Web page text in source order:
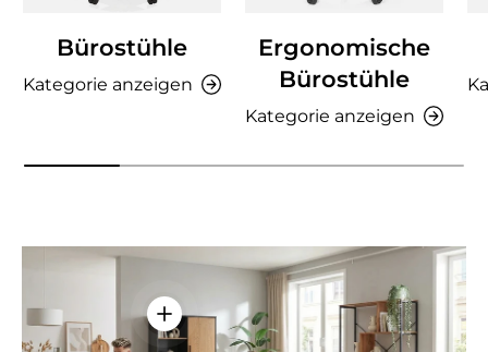
Bürostühle
Kategorie anzeigen
Ergonomische
Bürostühle
Kategorie anzeigen
Einzelheiten anzeigen - AMIO H -